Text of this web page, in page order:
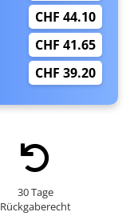
CHF 44.10
CHF 41.65
CHF 39.20
30 Tage
Rückgaberecht